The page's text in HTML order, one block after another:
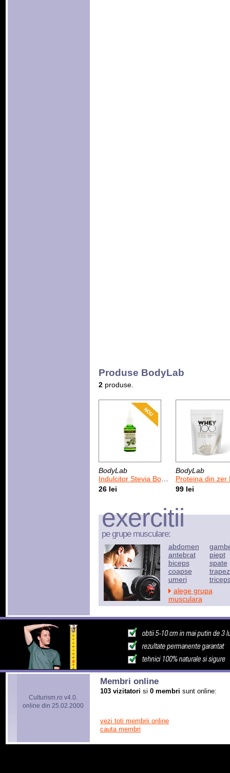
Produse BodyLab
2produse.
BodyLab
Indulcitor Stevia BodyLab 50 ml
26 lei
BodyLab
Proteina din zer BodyLab Whey
99 lei
exercitii
pe grupe musculare:
abdomen
antebrat
biceps
coapse
umeri
piept
spate
trapez
alege grupa
musculara
Culturism.ro v4.0.
online din 25.02.2000
Membri online
103 vizitatori si 0 membri sunt online:
vezi toti membrii online
cauta membri